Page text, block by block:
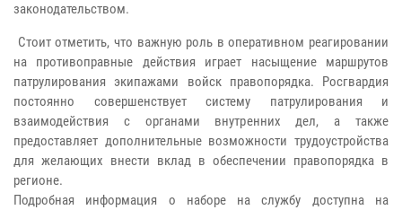
законодательством.
Стоит отметить, что важную роль в оперативном реагировании
на противоправные действия играет насыщение маршрутов
патрулирования экипажами войск правопорядка. Росгвардия
постоянно совершенствует систему патрулирования и
взаимодействия с органами внутренних дел, а также
предоставляет дополнительные возможности трудоустройства
для желающих внести вклад в обеспечении правопорядка в
регионе.
Подробная информация о наборе на службу доступна на